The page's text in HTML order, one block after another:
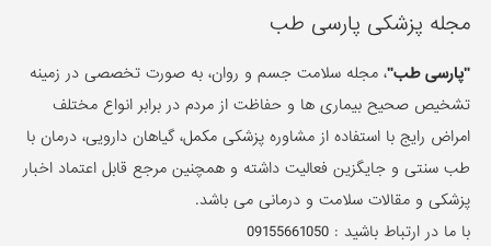
مجله پزشکی پارسی طب
"پارسی طب"، مجله سلامت جسم و روان، به صورت تخصصی در زمینه
تشخیص صحیح بیماری ها و حفاظت از مردم در برابر انواع مختلف
امراض رایج با استفاده از مشاوره پزشکی مکمل، گیاهان دارویی، درمان با
طب سنتی و جایگزین فعالیت داشته و همچنین مرجع قابل اعتماد اخبار
پزشکی و مقالات سلامت و درمانی می باشد.
با ما در ارتباط باشید :09155661050